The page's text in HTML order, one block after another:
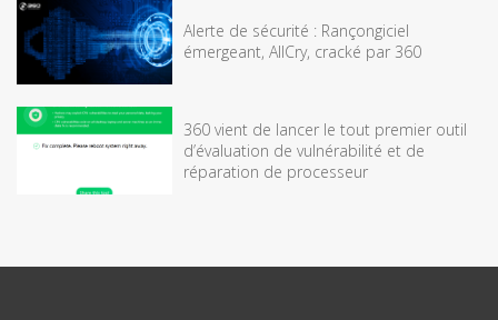
Alerte de sécurité : Rançongiciel
émergeant, AllCry, cracké par 360
360 vient de lancer le tout premier outil
d’évaluation de vulnérabilité et de
réparation de processeur